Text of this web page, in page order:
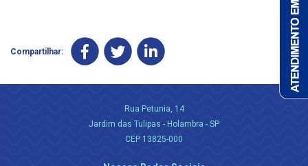
Compartilhar:
Rua Petunia, 14
Jardim das Tulipas - Holambra - SP
CEP 13825-000